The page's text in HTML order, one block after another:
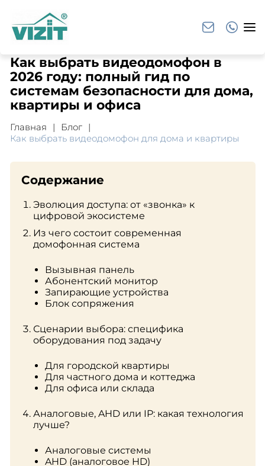
Как выбрать видеодомофон в
2026 году: полный гид по
системам безопасности для дома,
квартиры и офиса
Главная
Блог
Как выбрать видеодомофон для дома и квартиры
Содержание
Эволюция доступа: от «звонка» к
цифровой экосистеме
Из чего состоит современная
домофонная система
Вызывная панель
Абонентский монитор
Запирающие устройства
Блок сопряжения
Сценарии выбора: специфика
оборудования под задачу
Для городской квартиры
Для частного дома и коттеджа
Для офиса или склада
Аналоговые, AHD или IP: какая технология
лучше?
Аналоговые системы
AHD (аналоговое HD)